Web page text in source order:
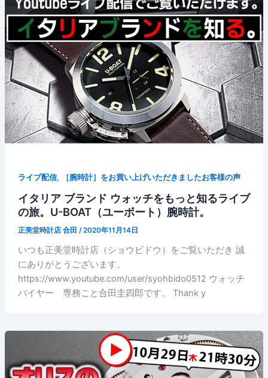
ライブ配信, ［腕時計］をお買い上げいただきましたお客様の声
イタリア ブランド ウォッチをもっと知るライブ
の旅。U-BOAT（ユーボート）腕時計。
正美堂時計店 合田 /2020年11月14日
いつも正美堂時計店（ショウビドウ）をご覧いただき 誠
にありがとうございます。
https://www.youtube.com/user/syohbido0512 ウォッチ
バイヤー 専務こと合田圭四郎です。 Thank y